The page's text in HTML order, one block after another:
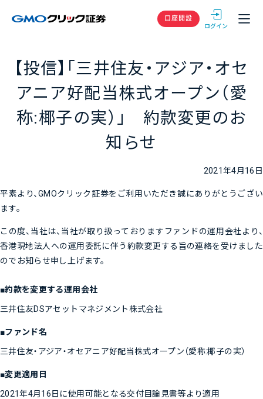
GMOクリック
口座開設
【投信】「三井住友・アジア・オセ
アニア好配当株式オープン（愛
称:椰子の実）」 約款変更のお
知らせ
2021年4月16日
平素より、GMOクリック証券をご利用いただき誠にありがとうござい
ます。
この度、当社は、当社が取り扱っておりますファンドの運用会社より、
香港現地法人への運用委託に伴う約款変更する旨の連絡を受けました
のでお知らせ申し上げます。
■約款を変更する運用会社
三井住友DSアセットマネジメント株式会社
■ファンド名
三井住友・アジア・オセアニア好配当株式オープン（愛称:椰子の実）
■変更適用日
2021年4月16日に使用可能となる交付目論見書等より適用